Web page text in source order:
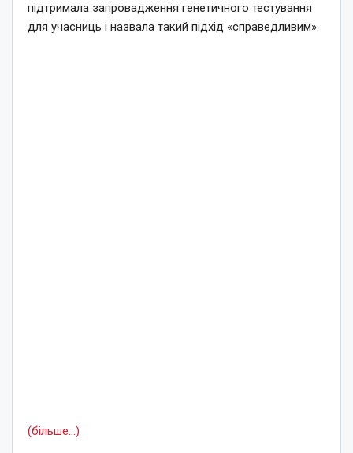
підтримала запровадження генетичного тестування
для учасниць і назвала такий підхід «справедливим».
(більше…)